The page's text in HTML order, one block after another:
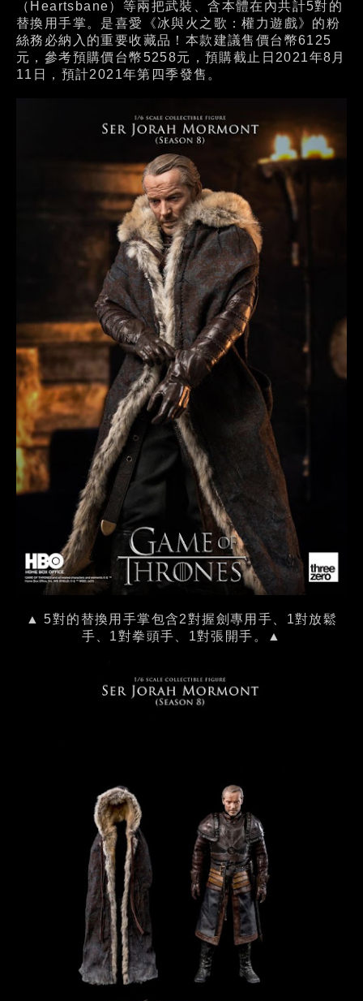
（Heartsbane）等兩把武裝、含本體在內共計5對的
替換用手掌。是喜愛《冰與火之歌：權力遊戲》的粉
絲務必納入的重要收藏品！本款建議售價台幣6125
元，參考預購價台幣5258元，預購截止日2021年8月
11日，預計2021年第四季發售。
▲ 5對的替換用手掌包含2對握劍專用手、1對放鬆
手、1對拳頭手、1對張開手。▲